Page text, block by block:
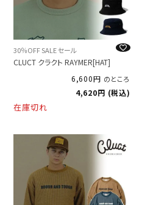
30％OFF SALE セール
CLUCT クラクト RAYMER[HAT]
6,600
のところ
4,620 税込
在庫切れ